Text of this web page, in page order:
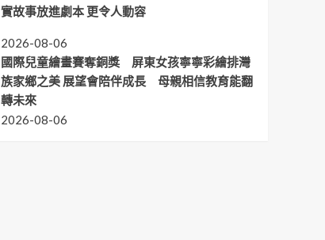
實故事放進劇本 更令人動容
2026-08-06
國際兒童繪畫賽奪銅獎 屏東女孩寧寧彩繪排灣
族家鄉之美 展望會陪伴成長 母親相信教育能翻
轉未來
2026-08-06